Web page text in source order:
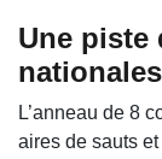
Une piste
nationales
L’anneau de 8
aires de sauts